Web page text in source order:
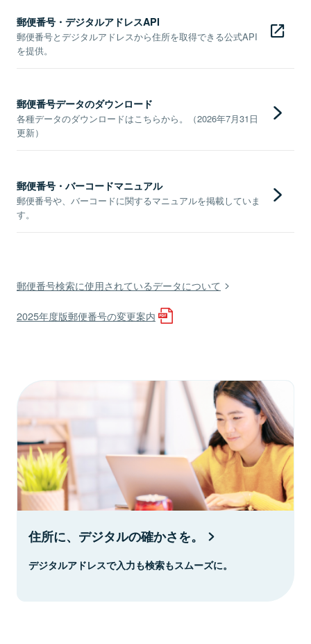
郵便番号・デジタルアドレスAPI
郵便番号とデジタルアドレスから住所を取得できる公式API
を提供。
郵便番号データのダウンロード
各種データのダウンロードはこちらから。（2026年7月31日
更新）
郵便番号・バーコードマニュアル
郵便番号や、バーコードに関するマニュアルを掲載していま
す。
郵便番号検索に使用されているデータについて
2025年度版郵便番号の変更案内
住所に、デジタルの確かさを。
デジタルアドレスで入力も検索もスムーズに。